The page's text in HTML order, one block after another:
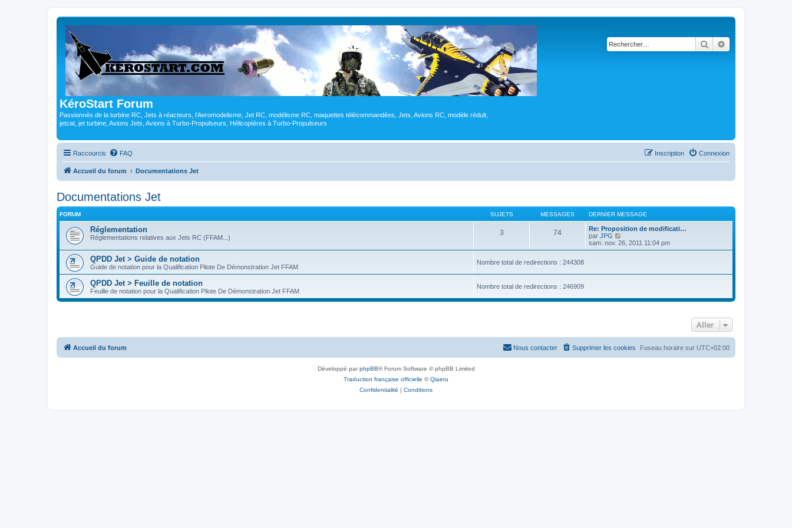
KéroStart Forum
Passionnés de la turbine RC, Jets à réacteurs, l'Aeromodelisme, Jet RC, modélisme RC, maquettes télécommandées, Jets, Avions RC, modèle réduit,
jetcat, jet turbine, Avions Jets, Avions à Turbo-Propulseurs, Hélicoptères à Turbo-Propulseurs
Rechercher
Raccourcis FAQ Connexion
Inscription
Accueil du forum Documentations Jet
Documentations Jet
FORUM SUJETS MESSAGES DERNIER MESSAGE
Réglementation
Réglementations relatives aux Jets RC (FFAM...)
3 74
Re: Proposition de modificati…
par JPG
o
n
t
l
e
sam. nov. 26, 2011 11:04 pm
QPDD Jet > Guide de notation
Guide de notation pour la Qualification Pilote De Démonstration Jet FFAM
Nombre total de redirections : 244308
QPDD Jet > Feuille de notation
Feuille de notation pour la Qualification Pilote De Démonstration Jet FFAM
Nombre total de redirections : 246909
Aller
Accueil du forum Fuseau horaire sur UTC+02:00
Supprimer les cookies
Nous contacter
Développé parphpBB® Forum Software © phpBB Limited
Traduction française officielle ©Qiaeru
Confidentialité | Conditions